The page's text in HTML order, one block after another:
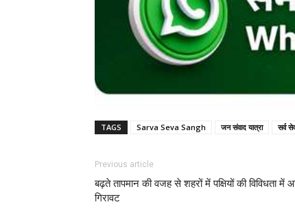
TAGS Sarva Seva Sangh जन संवाद यात्रा सर्व
Previous article
बढ़ते तापमान की वजह से शहरों में पक्षियों की विविधता में
गिरावट